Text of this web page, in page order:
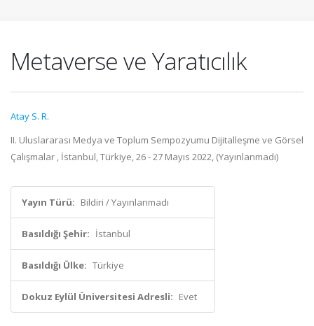
Metaverse ve Yaratıcılık
Atay S. R.
II. Uluslararası Medya ve Toplum Sempozyumu Dijitalleşme ve Görsel
Çalışmalar , İstanbul, Türkiye, 26 - 27 Mayıs 2022, (Yayınlanmadı)
Yayın Türü: Bildiri / Yayınlanmadı
Basıldığı Şehir: İstanbul
Basıldığı Ülke: Türkiye
Dokuz Eylül Üniversitesi Adresli: Evet